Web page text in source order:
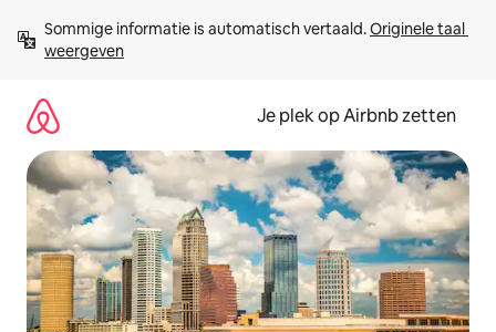
direct
naar
Sommige informatie is automatisch vertaald. Originele taal
weergeven
Je plek op Airbnb zetten